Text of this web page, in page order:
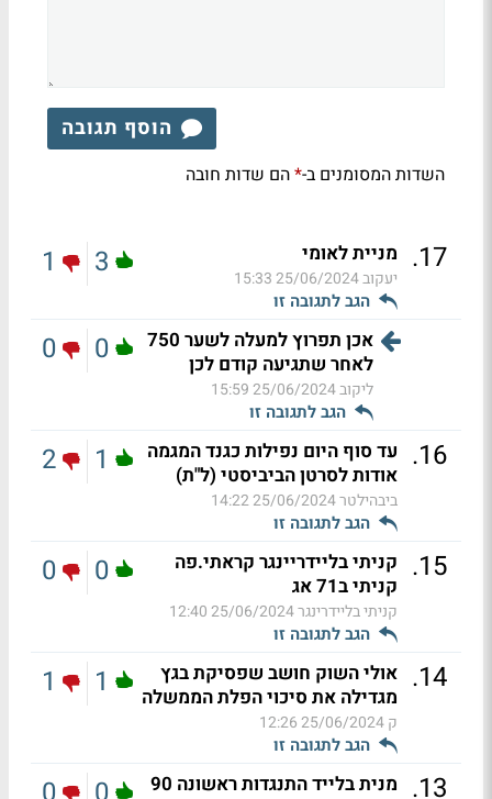
הוסף תגובה
השדות המסומנים ב-*הם שדות חובה
17
. מניית לאומי
יעקוב25/06/2024 15:33
הגב לתגובה זו
3
1
אכן תפרוץ למעלה לשער 750
לאחר שתגיעה קודם לכן
ליקוב25/06/2024 15:59
הגב לתגובה זו
0
0
16
. עד סוף היום נפילות כגנד המגמה
אודות לסרטן הביביסטי (ל"ת)
ביבהילטר25/06/2024 14:22
הגב לתגובה זו
1
2
15
. קניתי בליידריינגר קראתי.פה
קניתי ב71 אג
קניתי בליידרינגר25/06/2024 12:40
הגב לתגובה זו
0
0
14
. אולי השוק חושב שפסיקת בגץ
מגדילה את סיכוי הפלת הממשלה
ק25/06/2024 12:26
הגב לתגובה זו
1
1
13
.
מנית בלייד התנגדות ראשונה 90